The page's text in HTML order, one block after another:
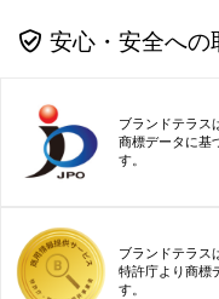
安心・安全への
ブランドテラス
商標データに基
す。
ブランドテラス
特許庁より商標
す。